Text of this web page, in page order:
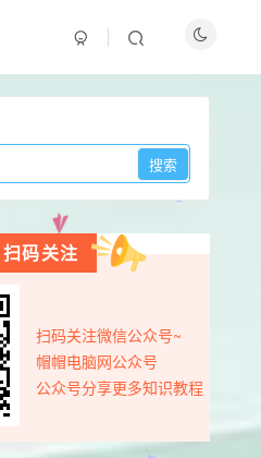
示更新
5天前
容
7天前
7天前
源
扫码关注
扫码关注微信公众号~
帽帽电脑网公众号
公众号分享更多知识教程